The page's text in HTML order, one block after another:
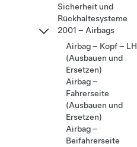
Sicherheit und
Rückhaltesysteme
2001 – Airbags
Airbag – Kopf – LH
(Ausbauen und
Ersetzen)
Airbag –
Fahrerseite
(Ausbauen und
Ersetzen)
Airbag –
Beifahrerseite